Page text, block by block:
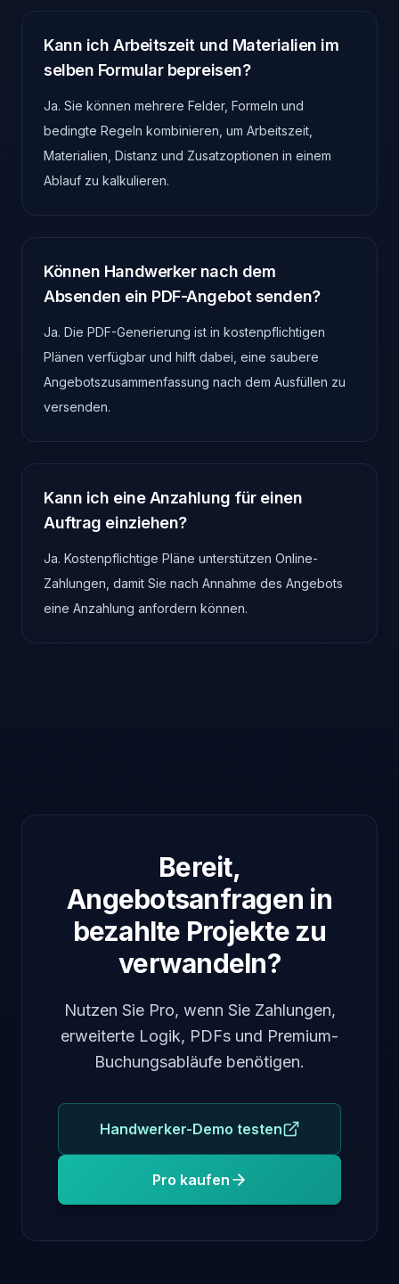
Kann ich Arbeitszeit und Materialien im
selben Formular bepreisen?
Ja. Sie können mehrere Felder, Formeln und
bedingte Regeln kombinieren, um Arbeitszeit,
Materialien, Distanz und Zusatzoptionen in einem
Ablauf zu kalkulieren.
Können Handwerker nach dem
Absenden ein PDF-Angebot senden?
Ja. Die PDF-Generierung ist in kostenpflichtigen
Plänen verfügbar und hilft dabei, eine saubere
Angebotszusammenfassung nach dem Ausfüllen zu
versenden.
Kann ich eine Anzahlung für einen
Auftrag einziehen?
Ja. Kostenpflichtige Pläne unterstützen Online-
Zahlungen, damit Sie nach Annahme des Angebots
eine Anzahlung anfordern können.
Bereit,
Angebotsanfragen in
bezahlte Projekte zu
verwandeln?
Nutzen Sie Pro, wenn Sie Zahlungen,
erweiterte Logik, PDFs und Premium-
Buchungsabläufe benötigen.
Handwerker-Demo testen
Pro kaufen